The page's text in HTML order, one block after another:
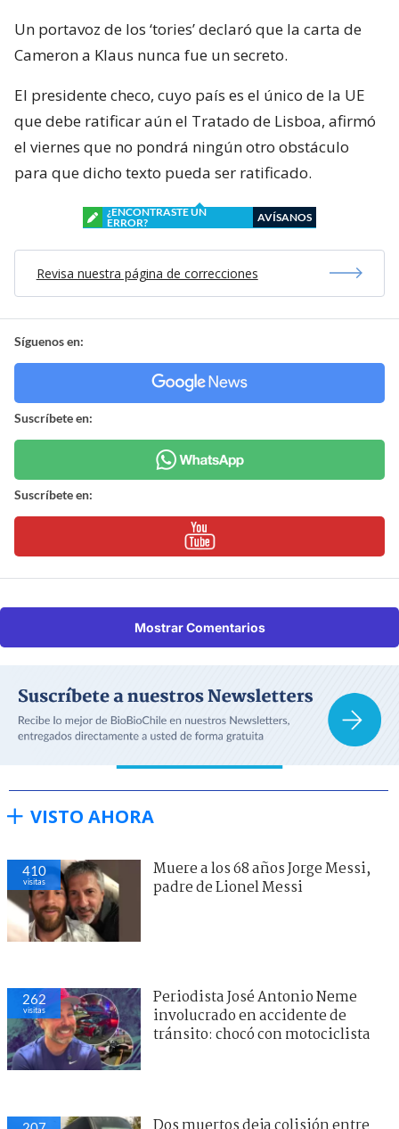
Un portavoz de los ‘tories’ declaró que la carta de
Cameron a Klaus nunca fue un secreto.
El presidente checo, cuyo país es el único de la UE
que debe ratificar aún el Tratado de Lisboa, afirmó
el viernes que no pondrá ningún otro obstáculo
para que dicho texto pueda ser ratificado.
¿ENCONTRASTE UN
ERROR?
AVÍSANOS
Revisa nuestra página de correcciones
Síguenos en:
Suscríbete en:
Suscríbete en:
Mostrar Comentarios
VISTO AHORA
410
visitas
Muere a los 68 años Jorge Messi,
padre de Lionel Messi
262
visitas
Periodista José Antonio Neme
involucrado en accidente de
tránsito: chocó con motociclista